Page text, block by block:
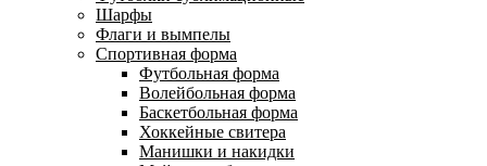
Шарфы
Флаги и вымпелы
Спортивная форма
Футбольная форма
Волейбольная форма
Баскетбольная форма
Хоккейные свитера
Манишки и накидки